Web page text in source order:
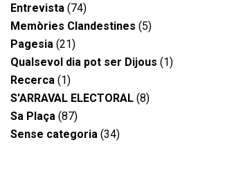
Entrevista (74)
Memòries Clandestines (5)
Pagesia (21)
Qualsevol dia pot ser Dijous (1)
Recerca (1)
S'ARRAVAL ELECTORAL (8)
Sa Plaça (87)
Sense categoria (34)